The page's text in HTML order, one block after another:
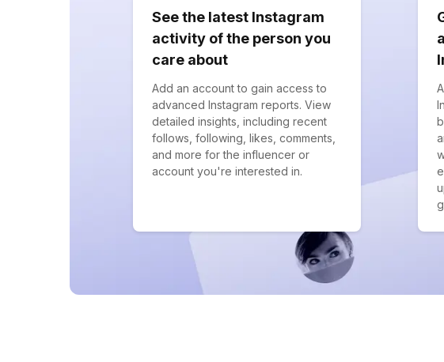
See the latest Instagram
activity of the person you
care about
Add an account to gain access to
advanced Instagram reports. View
detailed insights, including recent
follows, following, likes, comments,
and more for the influencer or
account you're interested in.